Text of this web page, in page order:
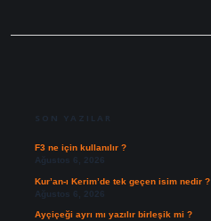
SON YAZILAR
F3 ne için kullanılır ?
Ağustos 6, 2026
Kur’an-ı Kerim’de tek geçen isim nedir ?
Ağustos 6, 2026
Ayçiçeği ayrı mı yazılır birleşik mi ?